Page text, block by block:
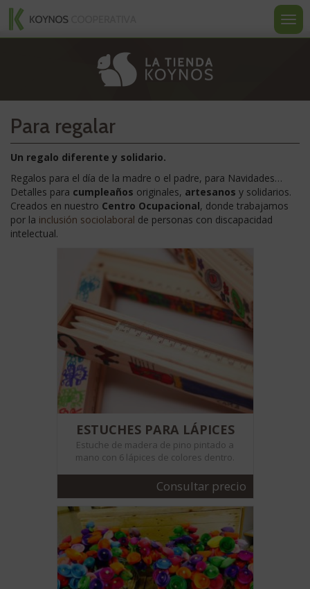
Koynos
Cooperativa
contenido
Para regalar
Un regalo diferente y solidario.
Regalos para el día de la madre o el padre, para Navidades…
Detalles para cumpleaños originales, artesanos y solidarios.
Creados en nuestro Centro Ocupacional, donde trabajamos
por la inclusión sociolaboral de personas con discapacidad
intelectual.
ESTUCHES PARA LÁPICES
Estuche de madera de pino pintado a
mano con 6 lápices de colores dentro.
Consultar precio
u
la